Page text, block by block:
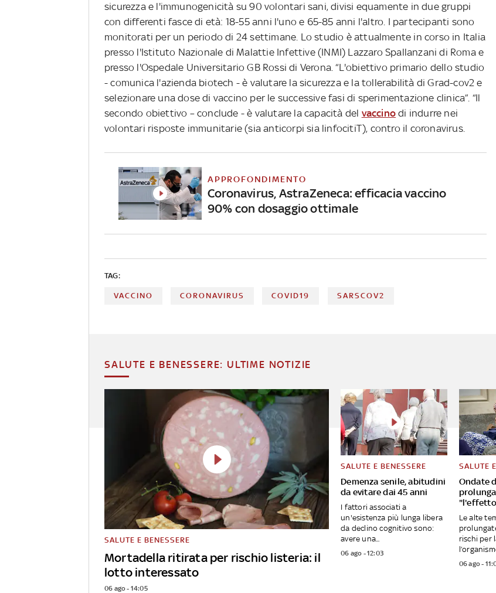
sicurezza e l'immunogenicità su 90 volontari sani, divisi equamente in due gruppi
con differenti fasce di età: 18-55 anni l'uno e 65-85 anni l'altro. I partecipanti sono
monitorati per un periodo di 24 settimane. Lo studio è attualmente in corso in Italia
presso l'Istituto Nazionale di Malattie Infettive (INMI) Lazzaro Spallanzani di Roma e
presso l'Ospedale Universitario GB Rossi di Verona. “L'obiettivo primario dello studio
- comunica l'azienda biotech - è valutare la sicurezza e la tollerabilità di Grad-cov2 e
selezionare una dose di vaccino per le successive fasi di sperimentazione clinica”. “Il
secondo obiettivo – conclude - è valutare la capacità del vaccino di indurre nei
volontari risposte immunitarie (sia anticorpi sia linfocitiT), contro il coronavirus.
APPROFONDIMENTO
Coronavirus, AstraZeneca: efficacia vaccino
90% con dosaggio ottimale
TAG:
VACCINO CORONAVIRUS COVID19 SARSCOV2
SALUTE E BENESSERE: ULTIME NOTIZIE
Mortadella ritirata per rischio listeria: il
lotto interessato
SALUTE E BENESSERE
06 ago - 14:05
Demenza senile, abitudini
da evitare dai 45 anni
SALUTE E BENESSERE
I fattori associati a
un'esistenza più lunga libera
da declino cognitivo sono:
avere una...
06 ago - 12:03
Ondate
SALUTE
Le alte
rischi per
06 ago -